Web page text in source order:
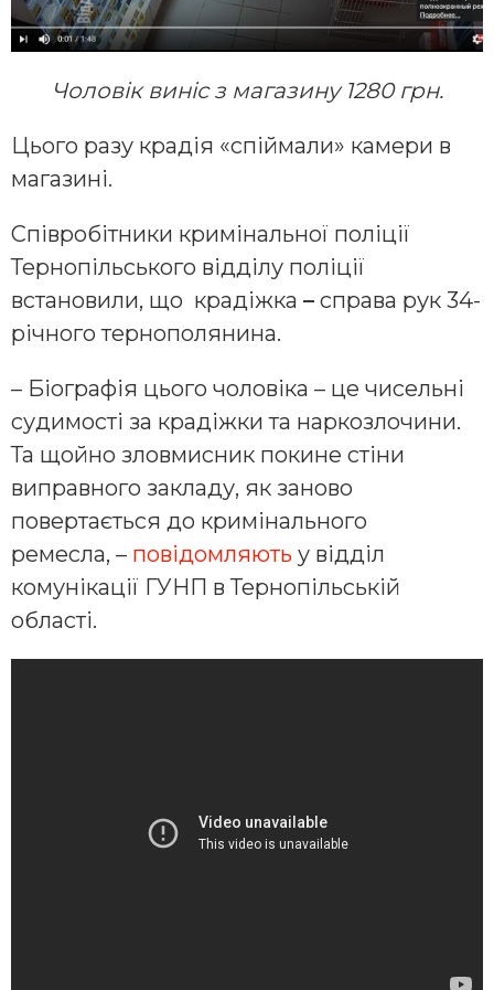
Чоловік виніс з магазину 1280 грн.
Цього разу крадія «спіймали» камери в
магазині.
Співробітники кримінальної поліції
Тернопільського відділу поліції
встановили, що крадіжка – справа рук 34-
річного тернополянина.
– Біографія цього чоловіка – це чисельні
судимості за крадіжки та наркозлочини.
Та щойно зловмисник покине стіни
виправного закладу, як заново
повертається до кримінального
ремесла, – повідомляють у відділ
комунікації ГУНП в Тернопільській
області.